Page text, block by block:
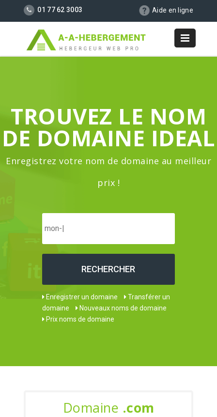
01 77 62 3003 Aide en ligne
TROUVEZ LE NOM
DE DOMAINE IDEAL
Enregistrez votre nom de domaine au meilleur
prix !
Enregistrer un domaine
Transférer un
domaine
Nouveaux noms de domaine
Prix noms de domaine
Domaine .com